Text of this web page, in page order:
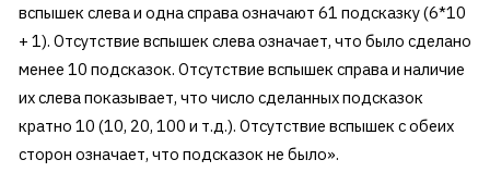
вспышек слева и одна справа означают 61 подсказку (6*10
+ 1). Отсутствие вспышек слева означает, что было сделано
менее 10 подсказок. Отсутствие вспышек справа и наличие
их слева показывает, что число сделанных подсказок
кратно 10 (10, 20, 100 и т.д.). Отсутствие вспышек с обеих
сторон означает, что подсказок не было».